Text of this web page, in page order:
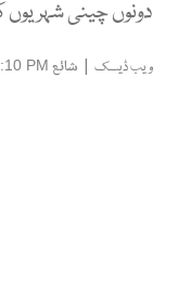
دونوں چینی شہریوں
ویب ڈیسک | شائع PM